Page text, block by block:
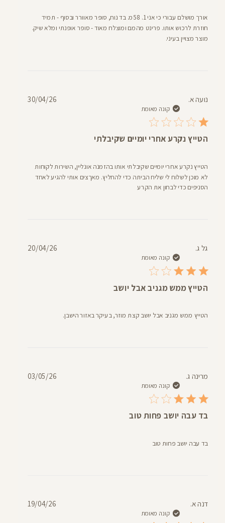
אורך מושלם עבורי כי אני 1. 58מ. בד נוח, סופר מאוורר ובסוף - תמיד
חוזרת לרכוש אותו. פרינט מהמם ומוצלח מאוד - סופר אופנתי ומלא שיק.
מוצר מצויין בעיני.
נועה א.
קונה מאומת
הטייץ נקרע אחרי יומיים שקיבלתי
הטייץ נקרע אחרי יומיים שקיבלתי אותו בהזמנה אונליין, השירות לקוחות
לא מוכן לשלוח לי שליח הביתה כדי להחליץ. מאךצים אותי להגיע לאחד
הסניפים כדי לבחון את הקרע
תאריך30/04/26
גל ג.
קונה מאומת
הטייץ ממש מגניב אבל יושב
הטייץ ממש מגניב אבל יושב קצת מוזר, בעיקר באזור הישבן.
20/04/26
מרינה ג.
קונה מאומת
בד עבה יושב פחות טוב
בד עבה יושב פחות טוב
תאריך03/05/26
דנה א.
קונה מאומת
תאריך19/04/26